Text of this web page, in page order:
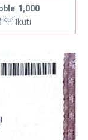
1,000
Ikuti